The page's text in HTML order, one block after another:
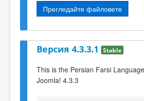
Прегледайте файловете
Версия 4.3.3.1 Stable
This is the Persian Farsi
Joomla! 4.3.3